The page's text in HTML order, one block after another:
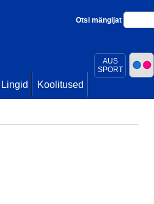
AUS
SPORT
Otsi mängijat
Lingid Koolitused